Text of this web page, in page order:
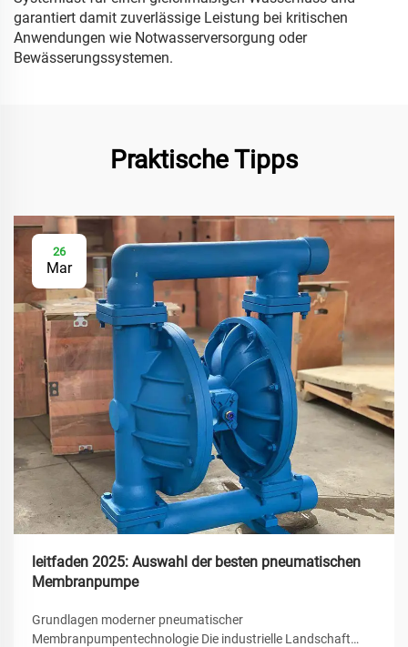
garantiert damit zuverlässige Leistung bei kritischen
Anwendungen wie Notwasserversorgung oder
Bewässerungssystemen.
Praktische Tipps
26
Mar
leitfaden 2025: Auswahl der besten pneumatischen
Membranpumpe
Grundlagen moderner pneumatischer
Membranpumpentechnologie Die industrielle Landschaft